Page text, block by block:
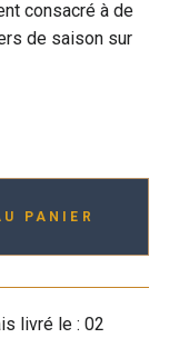
consacré à de
de saison sur
PANIER
livré le :02